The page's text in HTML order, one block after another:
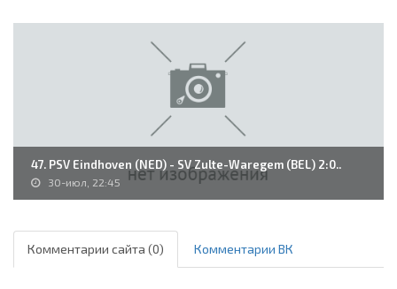
47. PSV Eindhoven (NED) - SV Zulte-Waregem (BEL) 2:0..
30-июл, 22:45
Комментарии сайта (0) Комментарии ВК